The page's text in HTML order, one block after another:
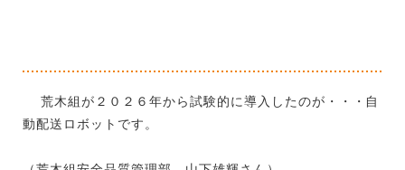
荒木組が２０２６年から試験的に導入したのが・・・自
動配送ロボットです。